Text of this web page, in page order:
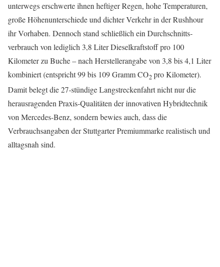
unterwegs erschwerte ihnen heftiger Regen, hohe Temperaturen,
große Höhenunterschiede und dichter Verkehr in der Rushhour
ihr Vorhaben. Dennoch stand schließlich ein Durchschnitts­
verbrauch von lediglich 3,8 Liter Dieselkraftstoff pro 100
Kilometer zu Buche – nach Herstellerangabe von 3,8 bis 4,1 Liter
kombiniert (entspricht 99 bis 109 Gramm CO2pro Kilometer).
Damit belegt die 27-stündige Langstreckenfahrt nicht nur die
herausragenden Praxis-Qualitäten der innovativen Hybridtechnik
von Mercedes-Benz, sondern bewies auch, dass die
Verbrauchsangaben der Stuttgarter Premiummarke realistisch und
alltagsnah sind.